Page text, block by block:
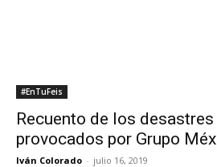
#EnTuFeis
Recuento de los
provocados por Grupo
Iván Colorado - julio 16, 2019